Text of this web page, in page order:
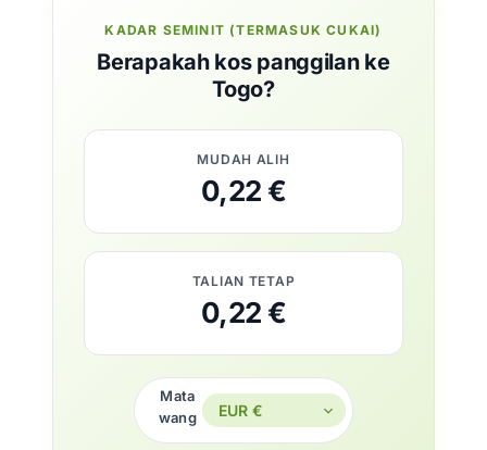
KADAR SEMINIT (TERMASUK CUKAI)
Berapakah kos panggilan ke
Togo?
MUDAH ALIH
0,22 €
TALIAN TETAP
0,22 €
Mata
wang